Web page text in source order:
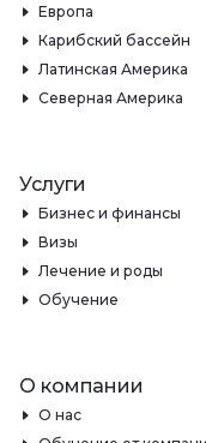
Европа
Карибский бассейн
Латинская Америка
Северная Америка
Услуги
Бизнес и финансы
Визы
Лечение и роды
Обучение
О компании
О нас